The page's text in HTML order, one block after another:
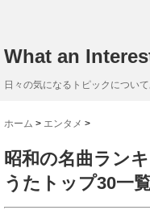
What an
日々の気になるトピックについ
ホーム > エンタメ >
昭和の名曲ラン
うたトップ30一